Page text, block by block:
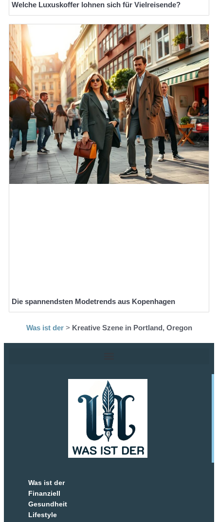
Welche Luxuskoffer lohnen sich für Vielreisende?
Die spannendsten Modetrends aus Kopenhagen
Was ist der> Kreative Szene in Portland, Oregon
Was ist der
Finanziell
Gesundheit
Lifestyle